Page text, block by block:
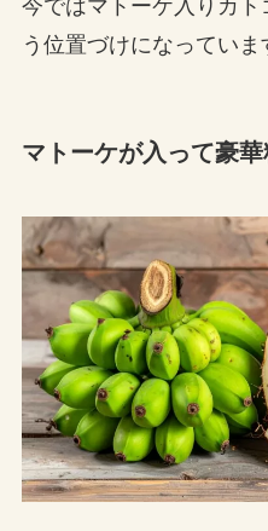
今ではマトーケ入りカ
う位置づけになっていま
マトーケが入って豪